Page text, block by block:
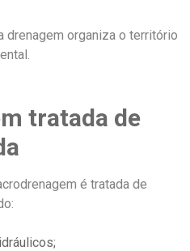
drenagem organiza o território
tratada de
é tratada de